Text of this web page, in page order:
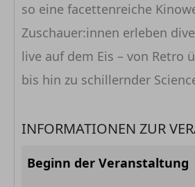
so eine facettenreiche
Zuschauer:innen erleben
live auf dem Eis – von Retro
bis hin zu schillernder
INFORMATIONEN ZUR
Beginn der Veranstaltung